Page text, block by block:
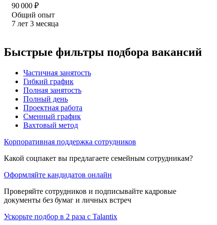
90 000 ₽
Общий опыт
7 лет 3 месяца
Быстрые фильтры подбора вакансий
Частичная занятость
Гибкий график
Полная занятость
Полный день
Проектная работа
Сменный график
Вахтовый метод
Корпоративная поддержка сотрудников
Какой соцпакет вы предлагаете семейным сотрудникам?
Оформляйте кандидатов онлайн
Проверяйте сотрудников и подписывайте кадровые
документы без бумаг и личных встреч
Ускорьте подбор в 2 раза с Talantix